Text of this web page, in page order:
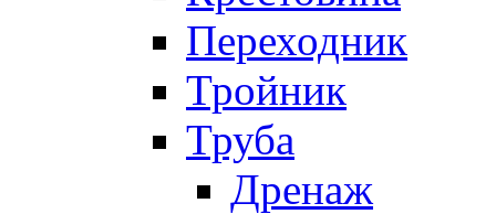
Переходник
Тройник
Труба
Дренаж